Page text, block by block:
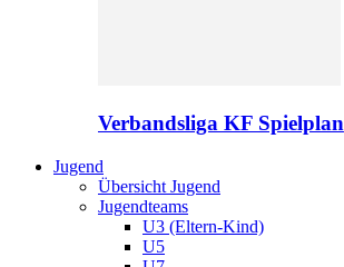
Verbandsliga KF Spielplan
Jugend
Übersicht Jugend
Jugendteams
U3 (Eltern-Kind)
U5